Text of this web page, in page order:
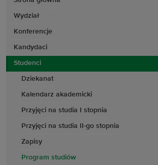
Wydział
Konferencje
Kandydaci
Studenci
Dziekanat
Kalendarz akademicki
Przyjęci na studia I stopnia
Przyjęci na studia II-go stopnia
Zapisy
Program studiów